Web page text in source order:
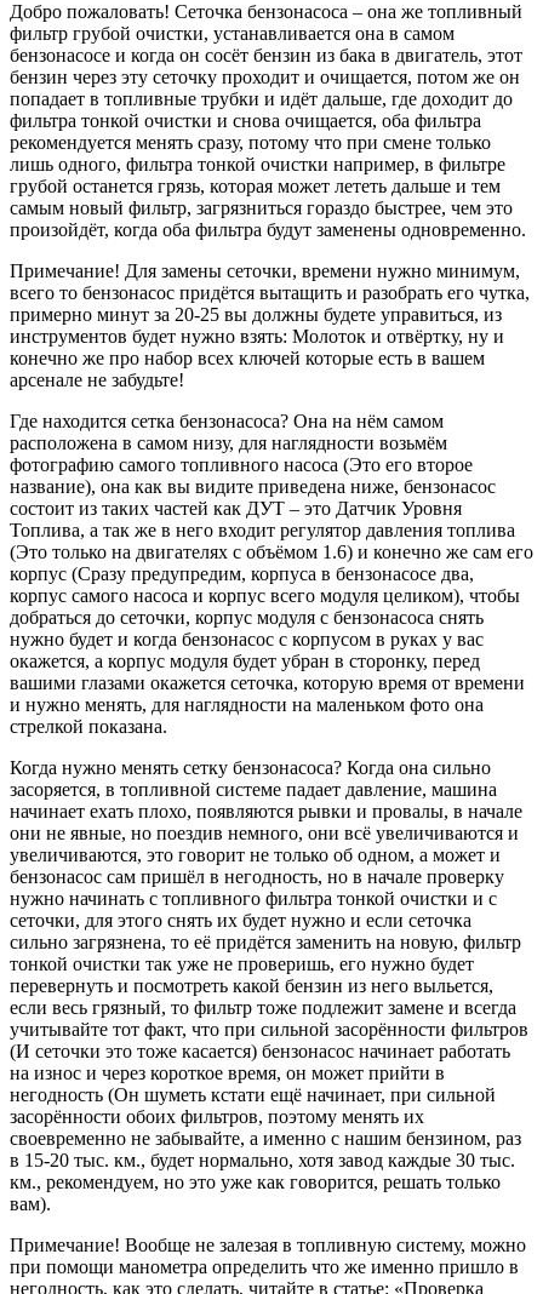
Добро пожаловать! Сеточка бензонасоса – она же топливный
фильтр грубой очистки, устанавливается она в самом
бензонасосе и когда он сосёт бензин из бака в двигатель, этот
бензин через эту сеточку проходит и очищается, потом же он
попадает в топливные трубки и идёт дальше, где доходит до
фильтра тонкой очистки и снова очищается, оба фильтра
рекомендуется менять сразу, потому что при смене только
лишь одного, фильтра тонкой очистки например, в фильтре
грубой останется грязь, которая может лететь дальше и тем
самым новый фильтр, загрязниться гораздо быстрее, чем это
произойдёт, когда оба фильтра будут заменены одновременно.
Примечание! Для замены сеточки, времени нужно минимум,
всего то бензонасос придётся вытащить и разобрать его чутка,
примерно минут за 20-25 вы должны будете управиться, из
инструментов будет нужно взять: Молоток и отвёртку, ну и
конечно же про набор всех ключей которые есть в вашем
арсенале не забудьте!
Где находится сетка бензонасоса? Она на нём самом
расположена в самом низу, для наглядности возьмём
фотографию самого топливного насоса (Это его второе
название), она как вы видите приведена ниже, бензонасос
состоит из таких частей как ДУТ – это Датчик Уровня
Топлива, а так же в него входит регулятор давления топлива
(Это только на двигателях с объёмом 1.6) и конечно же сам его
корпус (Сразу предупредим, корпуса в бензонасосе два,
корпус самого насоса и корпус всего модуля целиком), чтобы
добраться до сеточки, корпус модуля с бензонасоса снять
нужно будет и когда бензонасос с корпусом в руках у вас
окажется, а корпус модуля будет убран в сторонку, перед
вашими глазами окажется сеточка, которую время от времени
и нужно менять, для наглядности на маленьком фото она
стрелкой показана.
Когда нужно менять сетку бензонасоса? Когда она сильно
засоряется, в топливной системе падает давление, машина
начинает ехать плохо, появляются рывки и провалы, в начале
они не явные, но поездив немного, они всё увеличиваются и
увеличиваются, это говорит не только об одном, а может и
бензонасос сам пришёл в негодность, но в начале проверку
нужно начинать с топливного фильтра тонкой очистки и с
сеточки, для этого снять их будет нужно и если сеточка
сильно загрязнена, то её придётся заменить на новую, фильтр
тонкой очистки так уже не проверишь, его нужно будет
перевернуть и посмотреть какой бензин из него выльется,
если весь грязный, то фильтр тоже подлежит замене и всегда
учитывайте тот факт, что при сильной засорённости фильтров
(И сеточки это тоже касается) бензонасос начинает работать
на износ и через короткое время, он может прийти в
негодность (Он шуметь кстати ещё начинает, при сильной
засорённости обоих фильтров, поэтому менять их
своевременно не забывайте, а именно с нашим бензином, раз
в 15-20 тыс. км., будет нормально, хотя завод каждые 30 тыс.
км., рекомендуем, но это уже как говорится, решать только
вам).
Примечание! Вообще не залезая в топливную систему, можно
при помощи манометра определить что же именно пришло в
негодность, как это сделать, читайте в статье: «Проверка